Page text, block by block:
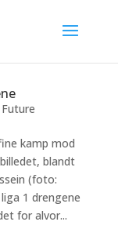
Future
kamp mod
blandt
(foto:
1 drengene
for alvor...